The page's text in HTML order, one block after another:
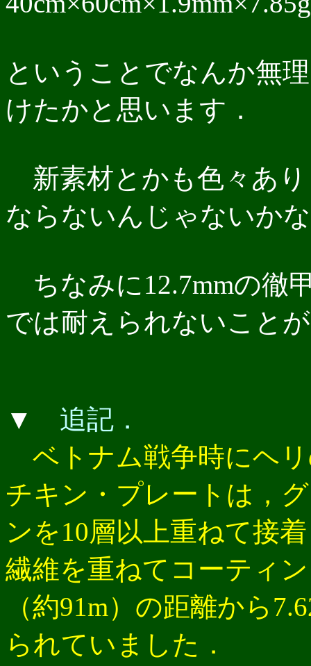
ということでなんか無
けたかと思います．
新素材とかも色々あ
ならないんじゃないか
ちなみに12.7mmの徹
では耐えられないこと
▼ 追記．
ベトナム戦争時にヘ
チキン・プレートは，
ンを10層以上重ねて接
繊維を重ねてコーティ
（約91m）の距離から
られていました．